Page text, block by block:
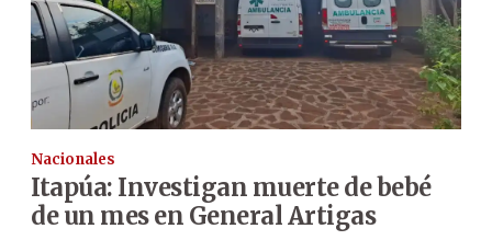
Nacionales
Itapúa: Investigan muerte de bebé
de un mes en General Artigas